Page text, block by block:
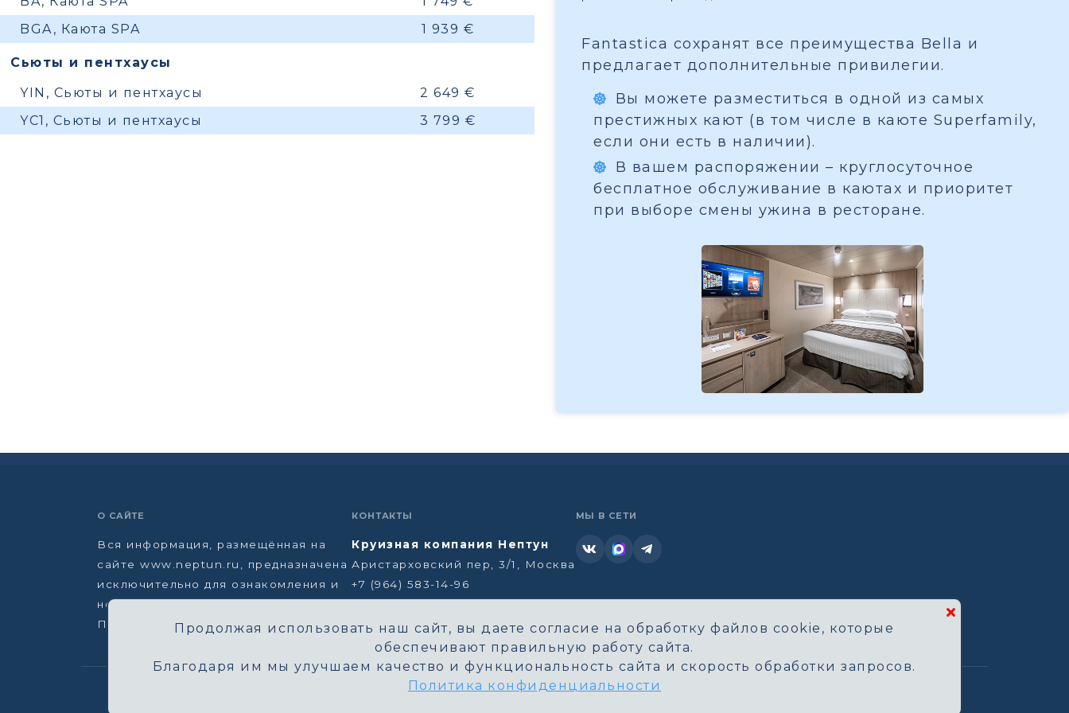
BGA, Каюта SPA
1 939 €
Сьюты и пентхаусы
YIN, Сьюты и пентхаусы
2 649 €
YC1, Сьюты и пентхаусы
3 799 €
Fantastica сохранят все преимущества Bella и
предлагает дополнительные привилегии.
Вы можете разместиться в одной из самых
престижных кают (в том числе в каюте Superfamily,
если они есть в наличии).
В вашем распоряжении – круглосуточное
бесплатное обслуживание в каютах и приоритет
при выборе смены ужина в ресторане.
О САЙТЕ
Вся информация, размещённая на
сайте www.neptun.ru, предназначена
исключительно для ознакомления и
не является офертой.
Политика конфиденциальности →
КОНТАКТЫ
Круизная компания Нептун
Аристарховский пер, 3/1, Москва
+7 (964) 583-14-96
МЫ В СЕТИ
Круизная компания Нептун. Все права защищены.
Продолжая использовать наш сайт, вы даете согласие на обработку файлов cookie, которые
обеспечивают правильную работу сайта.
Благодаря им мы улучшаем качество и функциональность сайта и скорость обработки запросов.
Политика конфиденциальности